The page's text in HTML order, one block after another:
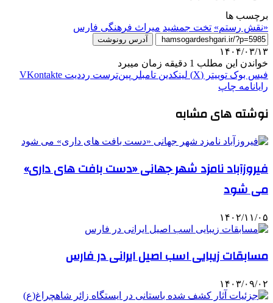
برچسب ها
«نقش رستم» تخت جمشید میراث فرهنگی فارس
آدرس رونوشت
۱۴۰۴/۰۳/۱۳
خواندن این مطلب 1 دقیقه زمان میبرد
فیس بوک توییتر (X) لینکدین ‫تامبلر ‫پین‌ترست ‫رددیت ‫VKontakte
رایانامه چاپ
نوشته های مشابه
فیروزآباد نامزد شهر جهانی «دست بافت های داری»
می شود
۱۴۰۲/۱۱/۰۵
مسابقات زیبایی اسب اصیل ایرانی در فارس
۱۴۰۳/۰۹/۰۲